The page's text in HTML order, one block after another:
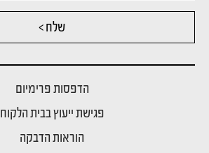
הדפסות פרימיום
פגישת ייעוץ בבית הלקוח
הוראות הדבקה
שלח >